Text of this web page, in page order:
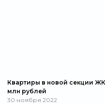
Квартиры в новой секции
млн рублей
30 ноября 2022